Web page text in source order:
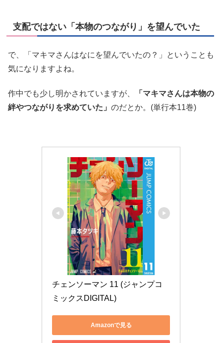
支配ではない「本物のつながり」を望んでいた
で、「マキマさんはなにを望んでいたの？」ということも
気になりますよね。
作中でも少し明かされていますが、
「マキマさんは本物の
絆やつながりを求めていた」 のだとか。(単行本11巻)
チェンソーマン 11 (ジャンプコ
ミックスDIGITAL)
Amazonで見る